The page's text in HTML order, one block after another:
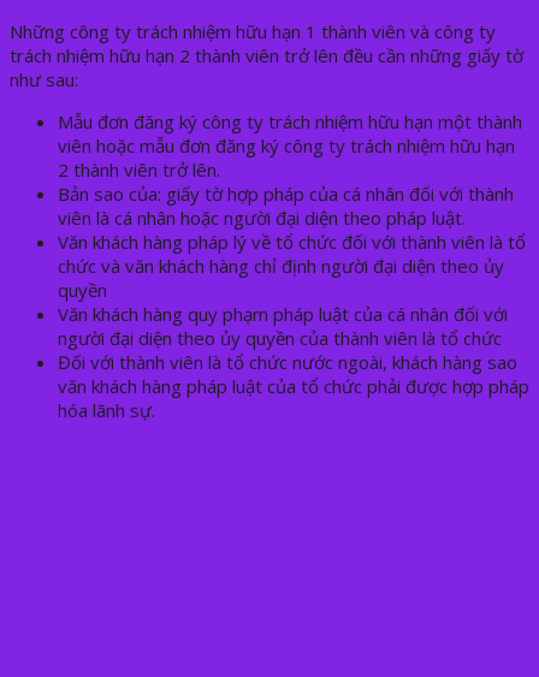
Những công ty trách nhiệm hữu hạn 1 thành viên và công ty
trách nhiệm hữu hạn 2 thành viên trở lên đều cần những giấy tờ
như sau:
Mẫu đơn đăng ký công ty trách nhiệm hữu hạn một thành
viên hoặc mẫu đơn đăng ký công ty trách nhiệm hữu hạn
2 thành viên trở lên.
Bản sao của: giấy tờ hợp pháp của cá nhân đối với thành
viên là cá nhân hoặc người đại diện theo pháp luật.
Văn khách hàng pháp lý về tổ chức đối với thành viên là tổ
chức và văn khách hàng chỉ định người đại diện theo ủy
quyền
Văn khách hàng quy phạm pháp luật của cá nhân đối với
người đại diện theo ủy quyền của thành viên là tổ chức
Đối với thành viên là tổ chức nước ngoài, khách hàng sao
văn khách hàng pháp luật của tổ chức phải được hợp pháp
hóa lãnh sự.